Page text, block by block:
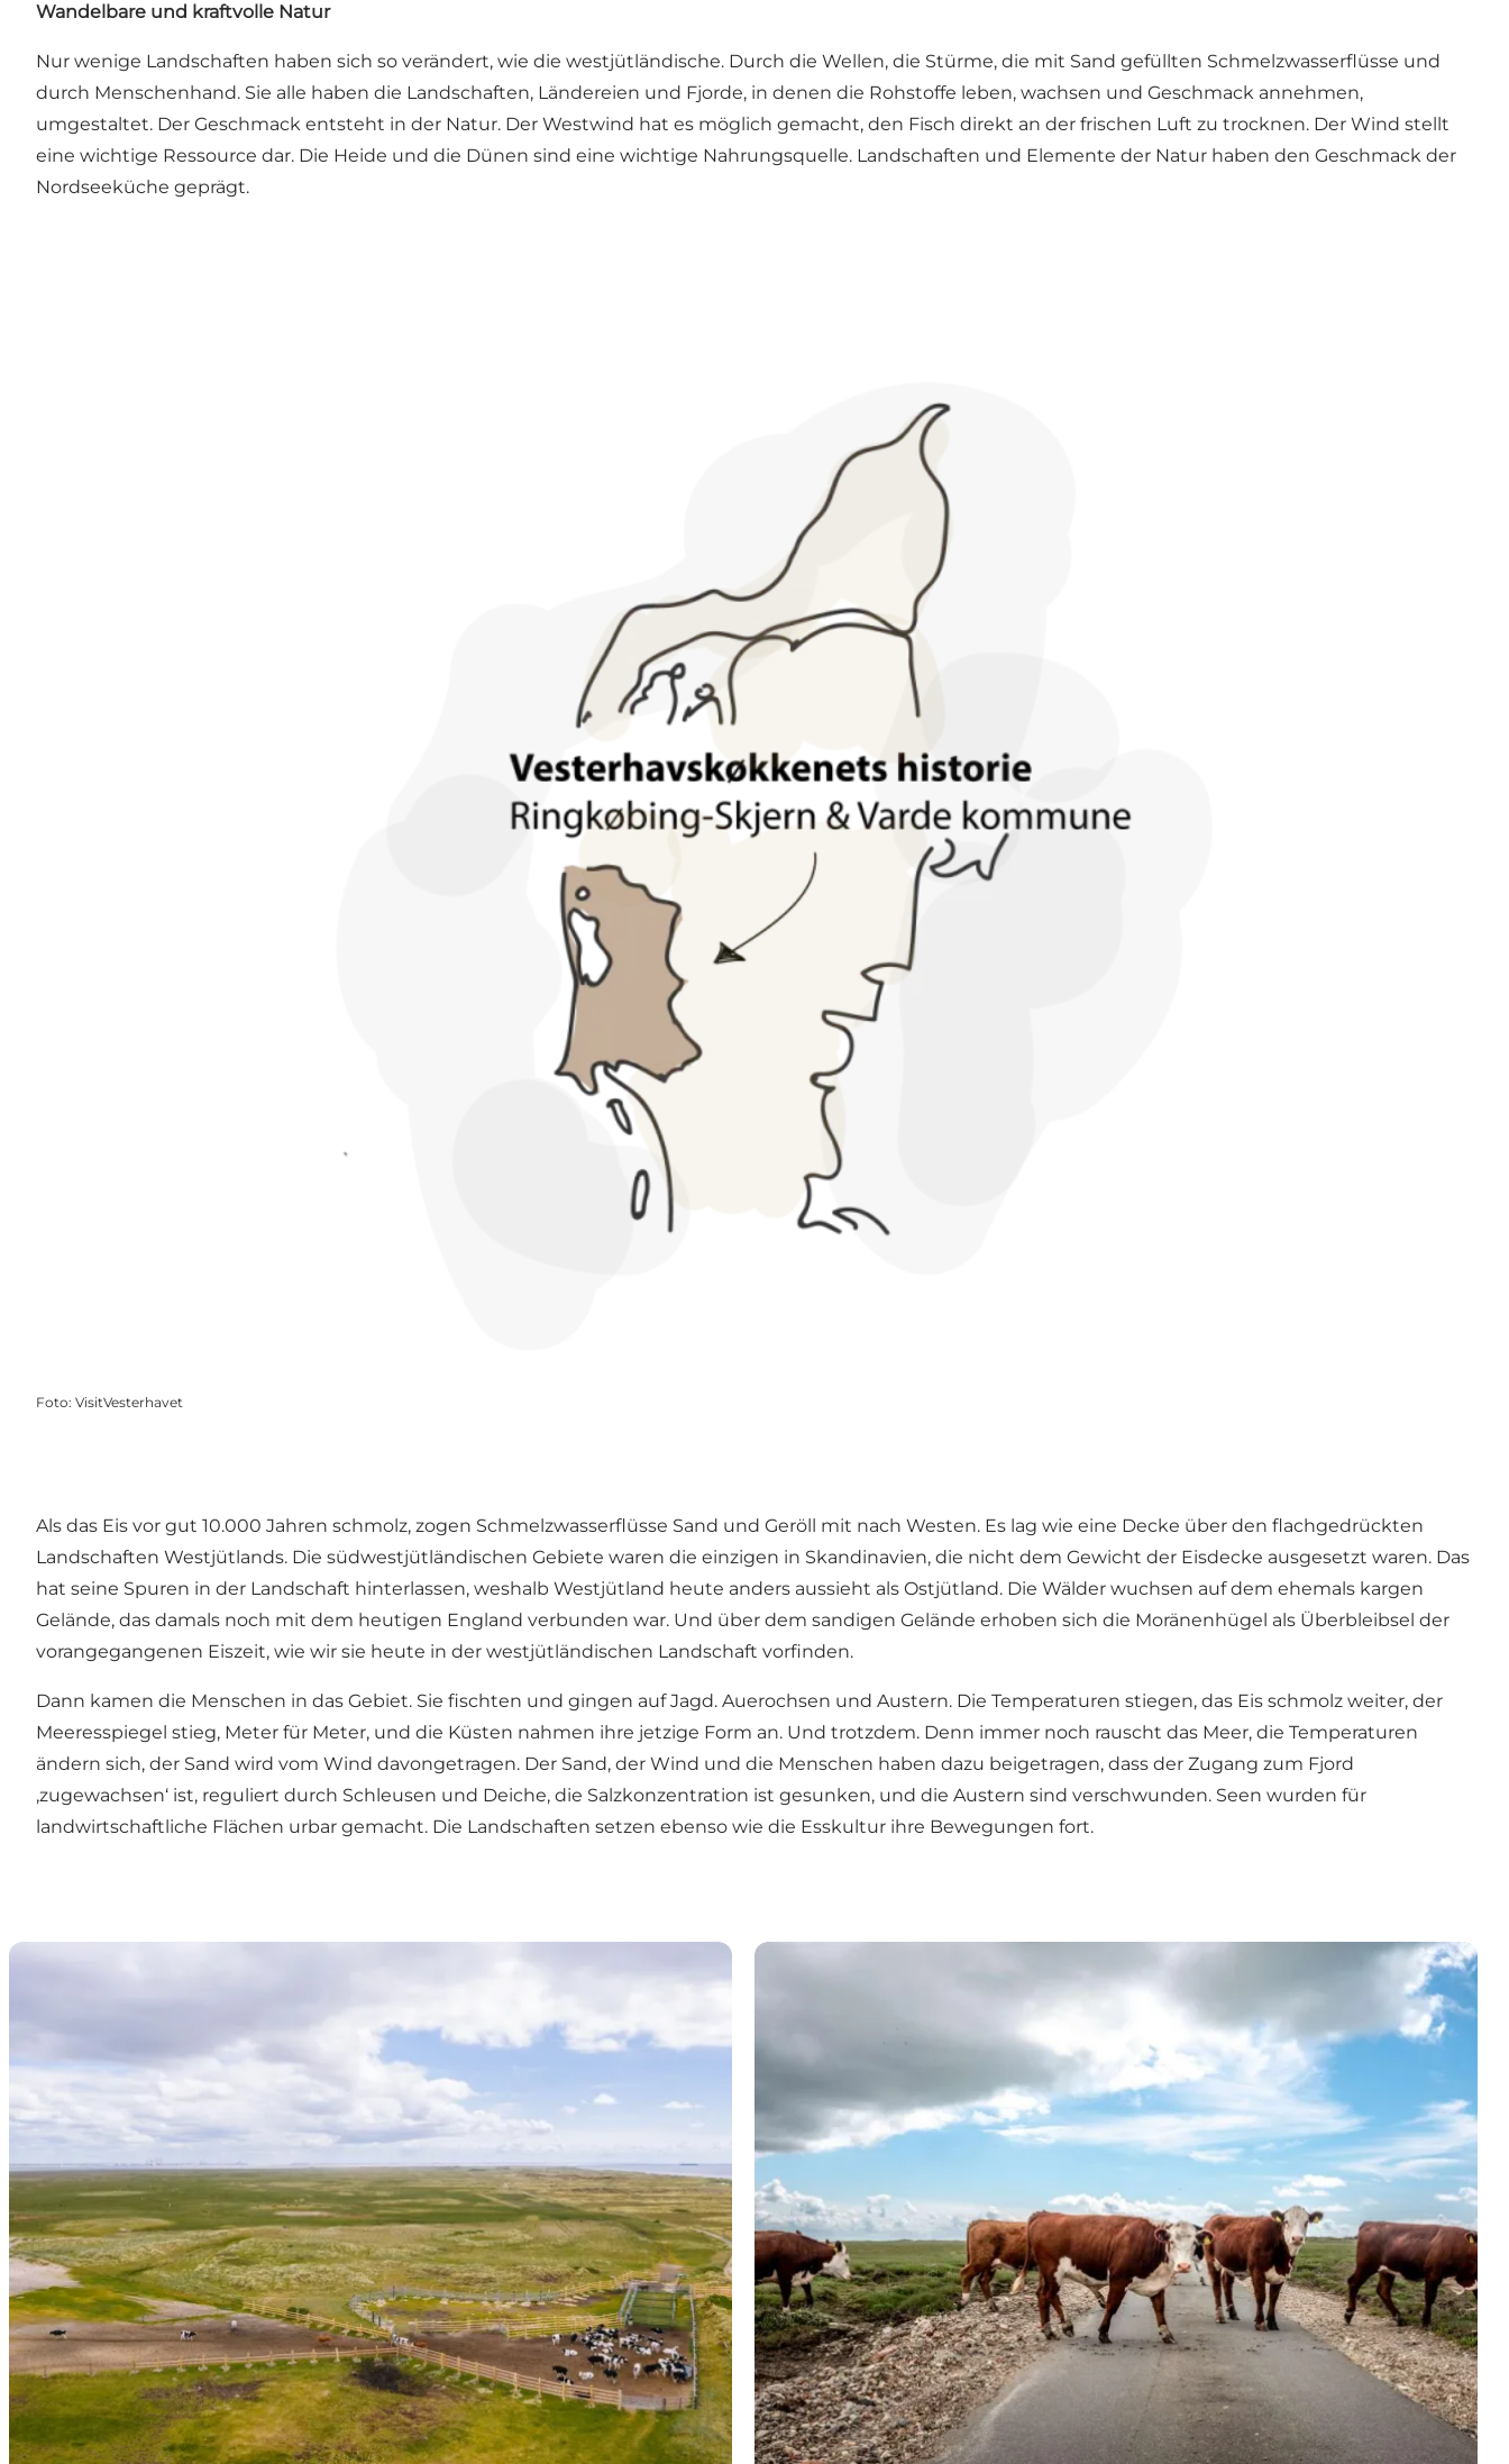
Wandelbare und kraftvolle Natur
Nur wenige Landschaften haben sich so verändert, wie die westjütländische. Durch die Wellen, die Stürme, die mit Sand gefüllten Schmelzwasserflüsse und
durch Menschenhand. Sie alle haben die Landschaften, Ländereien und Fjorde, in denen die Rohstoffe leben, wachsen und Geschmack annehmen,
umgestaltet. Der Geschmack entsteht in der Natur. Der Westwind hat es möglich gemacht, den Fisch direkt an der frischen Luft zu trocknen. Der Wind stellt
eine wichtige Ressource dar. Die Heide und die Dünen sind eine wichtige Nahrungsquelle. Landschaften und Elemente der Natur haben den Geschmack der
Nordseeküche geprägt.
Foto: VisitVesterhavet
Als das Eis vor gut 10.000 Jahren schmolz, zogen Schmelzwasserflüsse Sand und Geröll mit nach Westen. Es lag wie eine Decke über den flachgedrückten
Landschaften Westjütlands. Die südwestjütländischen Gebiete waren die einzigen in Skandinavien, die nicht dem Gewicht der Eisdecke ausgesetzt waren. Das
hat seine Spuren in der Landschaft hinterlassen, weshalb Westjütland heute anders aussieht als Ostjütland. Die Wälder wuchsen auf dem ehemals kargen
Gelände, das damals noch mit dem heutigen England verbunden war. Und über dem sandigen Gelände erhoben sich die Moränenhügel als Überbleibsel der
vorangegangenen Eiszeit, wie wir sie heute in der westjütländischen Landschaft vorfinden.
Dann kamen die Menschen in das Gebiet. Sie fischten und gingen auf Jagd. Auerochsen und Austern. Die Temperaturen stiegen, das Eis schmolz weiter, der
Meeresspiegel stieg, Meter für Meter, und die Küsten nahmen ihre jetzige Form an. Und trotzdem. Denn immer noch rauscht das Meer, die Temperaturen
ändern sich, der Sand wird vom Wind davongetragen. Der Sand, der Wind und die Menschen haben dazu beigetragen, dass der Zugang zum Fjord
‚zugewachsen‘ ist, reguliert durch Schleusen und Deiche, die Salzkonzentration ist gesunken, und die Austern sind verschwunden. Seen wurden für
landwirtschaftliche Flächen urbar gemacht. Die Landschaften setzen ebenso wie die Esskultur ihre Bewegungen fort.